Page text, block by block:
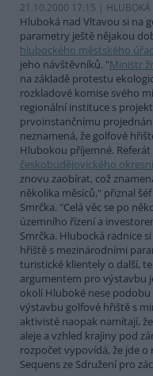
21.10.2000 17:15 | HLUBOKÁ
Hluboká nad Vltavou si na
parametry ještě nějakou
hlubockého městského
jeho návštěvníků. "Ministr
na základě protestu
rozkladové komise svého
regionální instituce s
prvoinstančnímu
neznamená, že golfové
Hlubokou příjemné.
českobudějovického
znovu zaobírat, což
několika měsíců," přiznal
Smrčka. "Celá věc se po
územního řízení a
Smrčka. Hlubocká radnice
hřiště s mezinárodními
turistické klientely o další,
argumentem pro výstavbu
okolí Hluboké nese
výstavbu golfové hřiště s
aktivisté naopak namítají,
aleje a vzhled krajiny pod
rozpočet vypovídá, že jde
Sequens ze Sdružení pro